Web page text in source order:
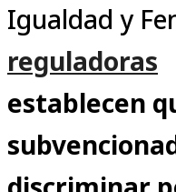
Igualdad y
reguladoras
establecen